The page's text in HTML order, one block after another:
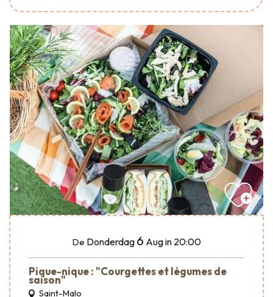
De Donderdag 6 Augin 20:00
Pique-nique : "Courgettes et légumes de
saison"
Saint-Malo